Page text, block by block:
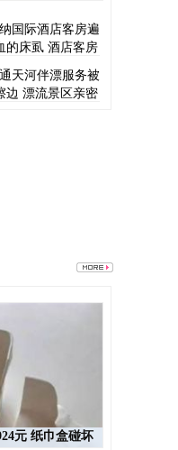
国际酒店客房遍
的床虱 酒店客房
反怪顾客不查
天河伴漂服务被
边 漂流景区亲密
元 纸巾盒碰坏